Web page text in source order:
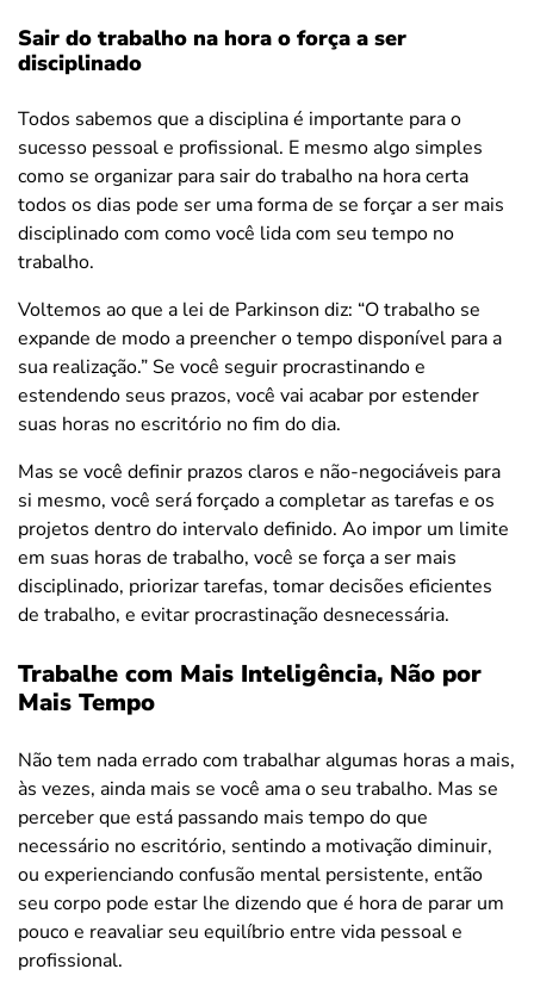
Sair do trabalho na hora o força a ser
disciplinado
Todos sabemos que a disciplina é importante para o
sucesso pessoal e profissional. E mesmo algo simples
como se organizar para sair do trabalho na hora certa
todos os dias pode ser uma forma de se forçar a ser mais
disciplinado com como você lida com seu tempo no
trabalho.
Voltemos ao que a lei de Parkinson diz: “O trabalho se
expande de modo a preencher o tempo disponível para a
sua realização.” Se você seguir procrastinando e
estendendo seus prazos, você vai acabar por estender
suas horas no escritório no fim do dia.
Mas se você definir prazos claros e não-negociáveis para
si mesmo, você será forçado a completar as tarefas e os
projetos dentro do intervalo definido. Ao impor um limite
em suas horas de trabalho, você se força a ser mais
disciplinado, priorizar tarefas, tomar decisões eficientes
de trabalho, e evitar procrastinação desnecessária.
Trabalhe com Mais Inteligência, Não por
Mais Tempo
Não tem nada errado com trabalhar algumas horas a mais,
às vezes, ainda mais se você ama o seu trabalho. Mas se
perceber que está passando mais tempo do que
necessário no escritório, sentindo a motivação diminuir,
ou experienciando confusão mental persistente, então
seu corpo pode estar lhe dizendo que é hora de parar um
pouco e reavaliar seu equilíbrio entre vida pessoal e
profissional.